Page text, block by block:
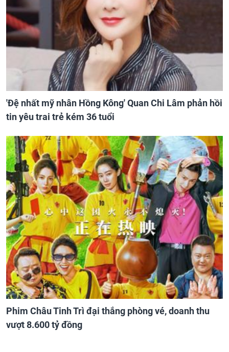
'Đệ nhất mỹ nhân Hồng Kông' Quan Chi Lâm phản hồi
tin yêu trai trẻ kém 36 tuổi
Phim Châu Tinh Trì đại thắng phòng vé, doanh thu
vượt 8.600 tỷ đồng